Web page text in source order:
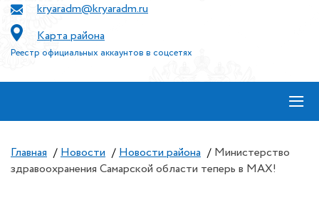
kryaradm@kryaradm.ru
Карта района
Реестр официальных аккаунтов в соцсетях
≡
Главная / Новости / Новости района / Министерство
здравоохранения Самарской области теперь в MAX!